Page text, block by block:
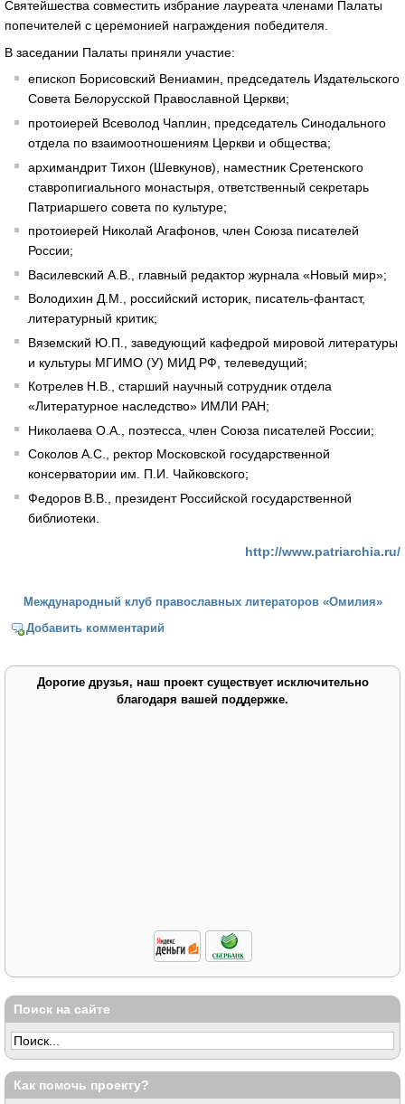
Святейшества совместить избрание лауреата членами Палаты
попечителей с церемонией награждения победителя.
В заседании Палаты приняли участие:
епископ Борисовский Вениамин, председатель Издательского
Совета Белорусской Православной Церкви;
протоиерей Всеволод Чаплин, председатель Синодального
отдела по взаимоотношениям Церкви и общества;
архимандрит Тихон (Шевкунов), наместник Сретенского
ставропигиального монастыря, ответственный секретарь
Патриаршего совета по культуре;
протоиерей Николай Агафонов, член Союза писателей
России;
Василевский А.В., главный редактор журнала «Новый мир»;
Володихин Д.М., российский историк, писатель-фантаст,
литературный критик;
Вяземский Ю.П., заведующий кафедрой мировой литературы
и культуры МГИМО (У) МИД РФ, телеведущий;
Котрелев Н.В., старший научный сотрудник отдела
«Литературное наследство» ИМЛИ РАН;
Николаева О.А., поэтесса, член Союза писателей России;
Соколов А.С., ректор Московской государственной
консерватории им. П.И. Чайковского;
Федоров В.В., президент Российской государственной
библиотеки.
http://www.patriarchia.ru/
Международный клуб православных литераторов «Омилия»
Добавить комментарий
Дорогие друзья, наш проект существует исключительно
благодаря вашей поддержке.
Поиск на сайте
Как помочь проекту?